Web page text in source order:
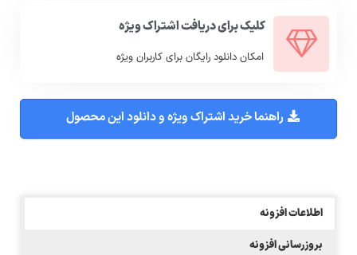
کلیک برای دریافت اشتراک ویژه
امکان دانلود رایگان برای کاربران ویژه
راهنما خرید اشتراک ویژه و دانلود این محصول
اطلاعات افزونه
بروزرسانی افزونه